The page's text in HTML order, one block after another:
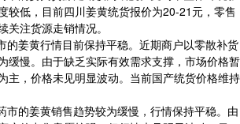
较低，目前四川姜黄统货报价为20-21元，零售
关注货源走销情况。
的姜黄行情目前保持平稳。近期商户以零散补货
缓慢。由于缺乏实际有效需求支撑，市场价格暂
主，价格未见明显波动。当前国产统货价格维持
市的姜黄销售趋势较为缓慢，行情保持平稳。由